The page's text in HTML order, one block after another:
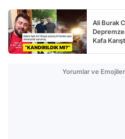
Ali Burak
Kafa
Yorumlar ve Emojiler